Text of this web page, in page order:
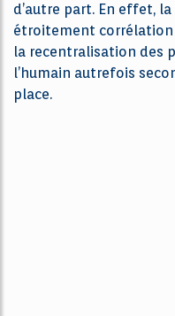
d’autre part. En effet,
étroitement corrélation
la recentralisation des
l’humain autrefois
place.